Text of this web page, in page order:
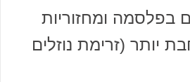
בפלסמה ומחזוריות
יותר (זרימת נוזלים